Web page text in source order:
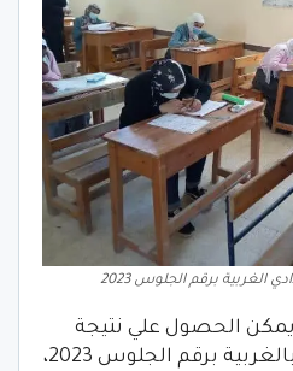
الغربية برقم الجلوس 2023
الحصول علي نتيجة
الصف الثالث الاعدادي بالغربية برقم الجلوس 2023،